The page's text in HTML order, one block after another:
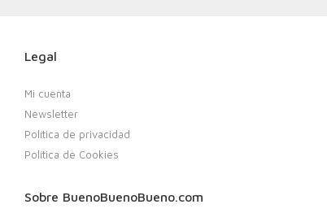
Legal
Mi cuenta
Newsletter
Política de privacidad
Política de Cookies
Sobre BuenoBuenoBueno.com